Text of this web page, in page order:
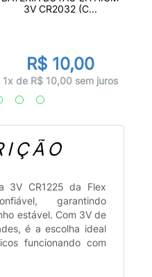
3V CR2032 (C...
R$ 10,00
1x de R$ 10,00 sem juros
3V CR1225 da Flex
garantindo
estável. Com 3V de
é a escolha ideal
funcionando com